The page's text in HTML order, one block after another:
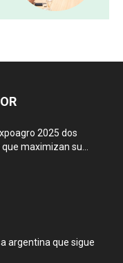
2025 dos
maximizan su...
argentina que sigue